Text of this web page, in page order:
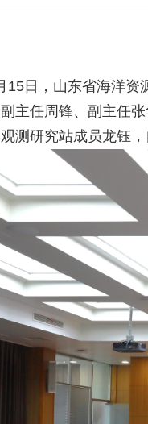
15日，山东省海洋资
主任周锋、副主任
测研究站成员龙钰